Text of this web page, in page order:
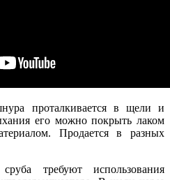
проталкивается в щели и
его можно покрыть лаком
Продается в разных
требуют использования